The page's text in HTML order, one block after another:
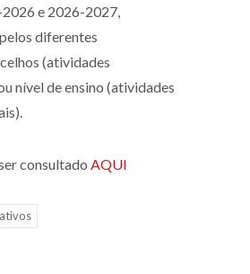
e 2026-2027,
diferentes
(atividades
nível de ensino (atividades
consultado AQUI